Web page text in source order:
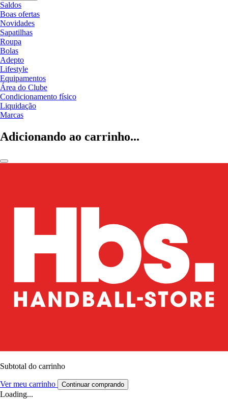
Saldos
Boas ofertas
Novidades
Sapatilhas
Roupa
Bolas
Adepto
Lifestyle
Equipamentos
Área do Clube
Condicionamento físico
Liquidação
Marcas
Adicionando ao carrinho...
Subtotal do carrinho
Ver meu carrinho Continuar comprando
Loading...